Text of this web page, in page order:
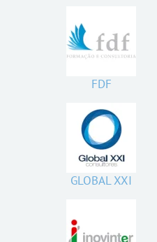
FDF
GLOBAL XXI